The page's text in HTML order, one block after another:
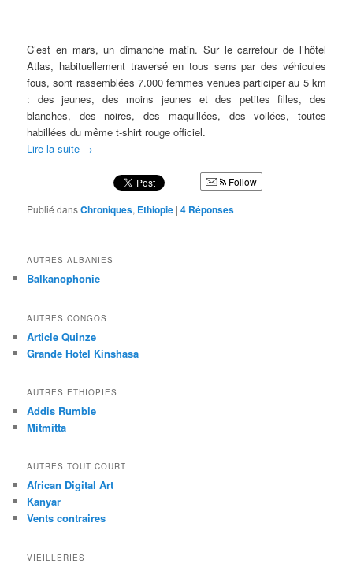
C’est en mars, un dimanche matin. Sur le carrefour de l’hôtel
Atlas, habituellement traversé en tous sens par des véhicules
fous, sont rassemblées 7.000 femmes venues participer au 5 km
: des jeunes, des moins jeunes et des petites filles, des
blanches, des noires, des maquillées, des voilées, toutes
habillées du même t-shirt rouge officiel.
Lire la suite →
Follow
Publié dansChroniques, Ethiopie |4 Réponses
AUTRES ALBANIES
Balkanophonie
AUTRES CONGOS
Article Quinze
Grande Hotel Kinshasa
AUTRES ETHIOPIES
Addis Rumble
Mitmitta
AUTRES TOUT COURT
African Digital Art
Kanyar
Vents contraires
VIEILLERIES